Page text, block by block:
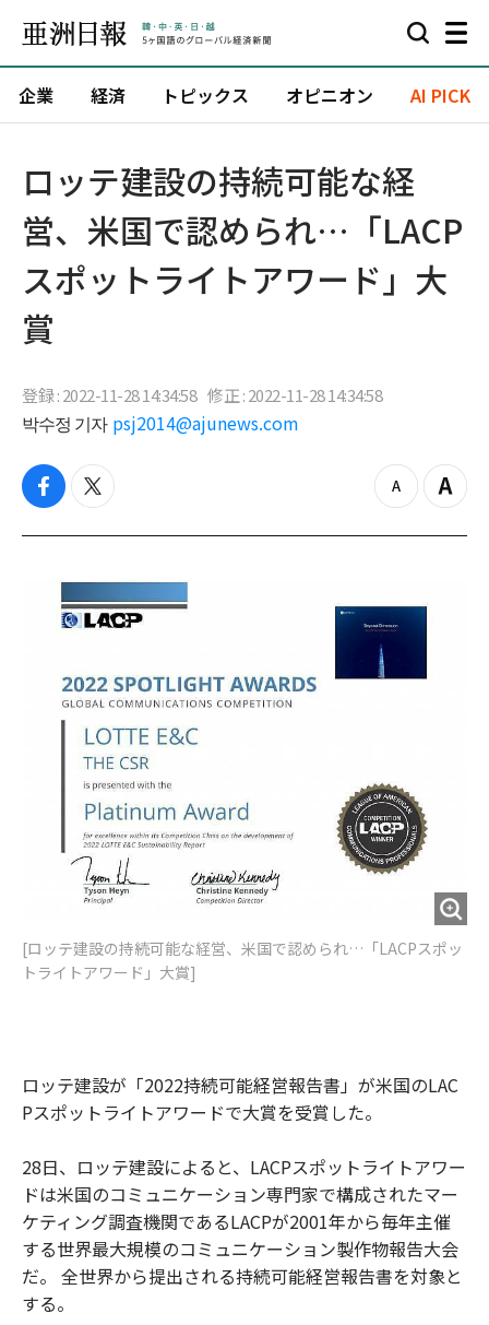
企業 経済 トピックス オピニオン AI PICK
ロッテ建設の持続可能な経
営、米国で認められ…「LACP
スポットライトアワード」大
賞
登録 : 2022-11-28 14:34:58 修正 : 2022-11-28 14:34:58
박수정 기자 psj2014@ajunews.com
f
c
t
i
t
e
r
z
o
t
Z
o
[ロッテ建設の持続可能な経営、米国で認められ…「LACPスポッ
トライトアワード」大賞]
ロッテ建設が「2022持続可能経営報告書」が米国のLAC
Pスポットライトアワードで大賞を受賞した。
28日、ロッテ建設によると、LACPスポットライトアワー
ドは米国のコミュニケーション専門家で構成されたマー
ケティング調査機関であるLACPが2001年から毎年主催
する世界最大規模のコミュニケーション製作物報告大会
だ。 全世界から提出される持続可能経営報告書を対象と
する。